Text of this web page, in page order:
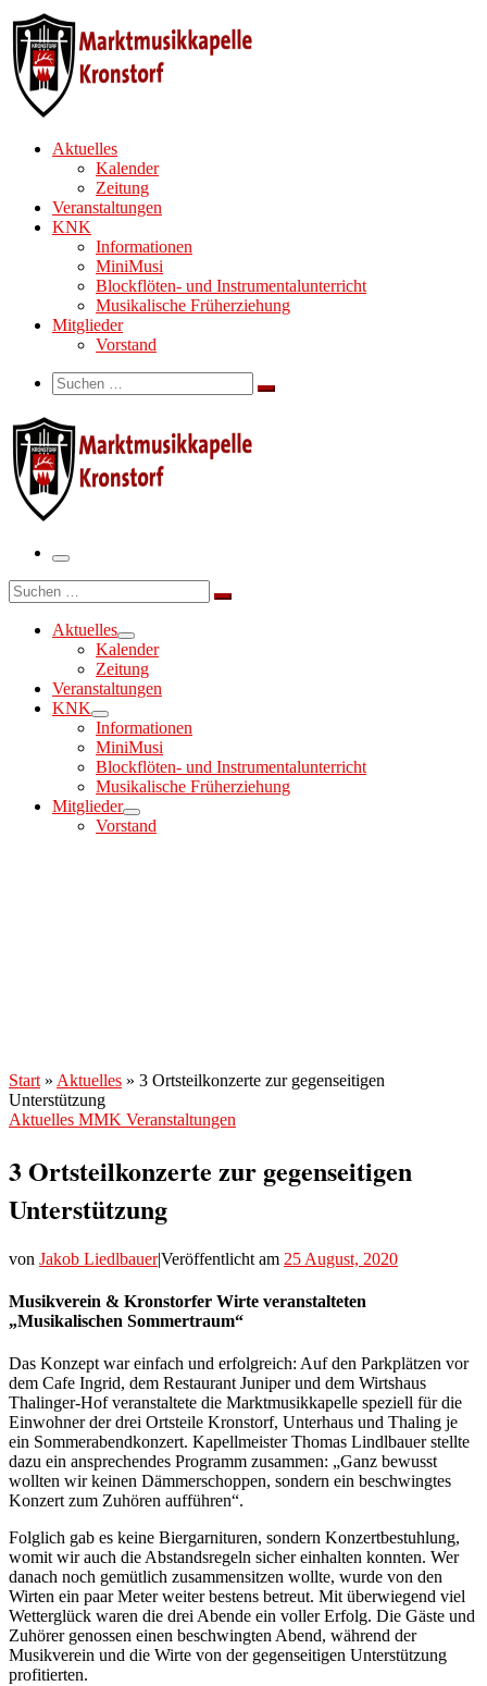
Zum
Inhalt
springen
Aktuelles
Kalender
Zeitung
Veranstaltungen
KNK
Informationen
MiniMusi
Blockflöten- und Instrumentalunterricht
Musikalische Früherziehung
Mitglieder
Vorstand
Search
Suche
Suchen …
Menü
Suche
Suchen …
Aktuelles
Kalender
Zeitung
Veranstaltungen
KNK
Informationen
MiniMusi
Blockflöten- und Instrumentalunterricht
Musikalische Früherziehung
Mitglieder
Vorstand
Start » Aktuelles » 3 Ortsteilkonzerte zur gegenseitigen
Unterstützung
Aktuelles MMK Veranstaltungen
3 Ortsteilkonzerte zur gegenseitigen
Unterstützung
von Jakob Liedlbauer|Veröffentlicht am 25 August, 2020
Musikverein & Kronstorfer Wirte veranstalteten
„Musikalischen Sommertraum“
Das Konzept war einfach und erfolgreich: Auf den Parkplätzen vor
dem Cafe Ingrid, dem Restaurant Juniper und dem Wirtshaus
Thalinger-Hof veranstaltete die Marktmusikkapelle speziell für die
Einwohner der drei Ortsteile Kronstorf, Unterhaus und Thaling je
ein Sommerabendkonzert. Kapellmeister Thomas Lindlbauer stellte
dazu ein ansprechendes Programm zusammen: „Ganz bewusst
wollten wir keinen Dämmerschoppen, sondern ein beschwingtes
Konzert zum Zuhören aufführen“.
Folglich gab es keine Biergarnituren, sondern Konzertbestuhlung,
womit wir auch die Abstandsregeln sicher einhalten konnten. Wer
danach noch gemütlich zusammensitzen wollte, wurde von den
Wirten ein paar Meter weiter bestens betreut. Mit überwiegend viel
Wetterglück waren die drei Abende ein voller Erfolg. Die Gäste und
Zuhörer genossen einen beschwingten Abend, während der
Musikverein und die Wirte von der gegenseitigen Unterstützung
profitierten.